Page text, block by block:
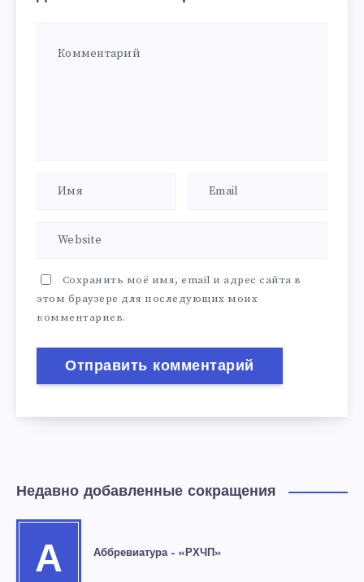
Сохранить моё имя, email и адрес сайта в
этом браузере для последующих моих
комментариев.
Недавно добавленные сокращения
А Аббревиатура – «РХЧП»